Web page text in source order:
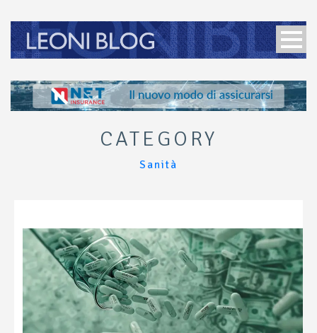
CATEGORY
Sanità